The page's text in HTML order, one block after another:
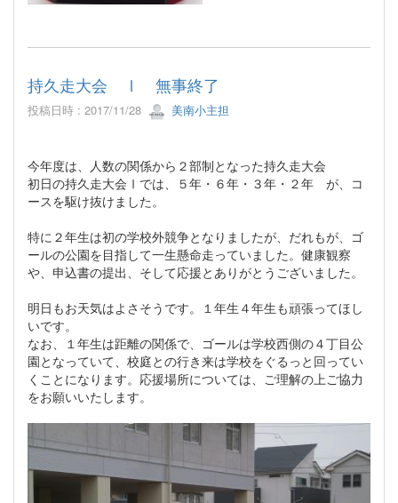
持久走大会 Ⅰ 無事終了
投稿日時 : 2017/11/28 美南小主担
今年度は、人数の関係から２部制となった持久走大会
初日の持久走大会Ⅰでは、５年・６年・３年・２年 が、コ
ースを駆け抜けました。
特に２年生は初の学校外競争となりましたが、だれもが、ゴ
ールの公園を目指して一生懸命走っていました。健康観察
や、申込書の提出、そして応援とありがとうございました。
明日もお天気はよさそうです。１年生４年生も頑張ってほし
いです。
なお、１年生は距離の関係で、ゴールは学校西側の４丁目公
園となっていて、校庭との行き来は学校をぐるっと回ってい
くことになります。応援場所については、ご理解の上ご協力
をお願いいたします。